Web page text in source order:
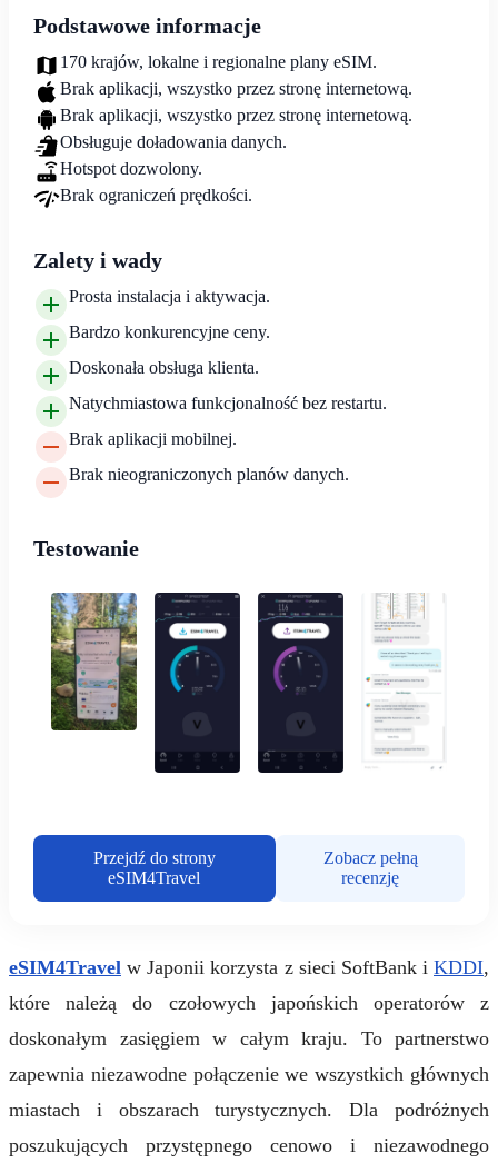
Podstawowe informacje
170 krajów, lokalne i regionalne plany eSIM.
Brak aplikacji, wszystko przez stronę internetową.
Brak aplikacji, wszystko przez stronę internetową.
Obsługuje doładowania danych.
Hotspot dozwolony.
Brak ograniczeń prędkości.
Zalety i wady
Prosta instalacja i aktywacja.
Bardzo konkurencyjne ceny.
Doskonała obsługa klienta.
Natychmiastowa funkcjonalność bez restartu.
Brak aplikacji mobilnej.
Brak nieograniczonych planów danych.
Testowanie
Przejdź do strony
eSIM4Travel
Zobacz pełną
recenzję
eSIM4Travel w Japonii korzysta z sieci SoftBank i KDDI,
które należą do czołowych japońskich operatorów z
doskonałym zasięgiem w całym kraju. To partnerstwo
zapewnia niezawodne połączenie we wszystkich głównych
miastach i obszarach turystycznych. Dla podróżnych
poszukujących przystępnego cenowo i niezawodnego